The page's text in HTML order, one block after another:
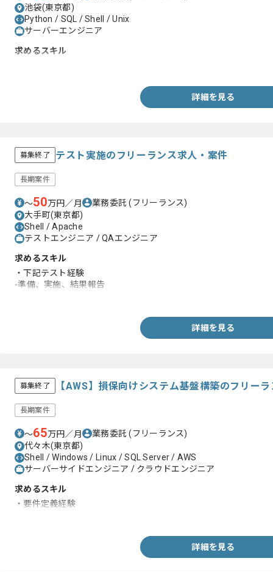
池袋(東京都)
Python / SQL / Shell / Unix
サーバーエンジニア
求めるスキル
詳細を見る
募集終了 テスト実施のフリーランス求人・案件
長期案件
〜50万円／月 業務委託(フリーランス)
大手町(東京都)
Shell / Apache
テストエンジニア / QAエンジニア
求めるスキル
・下記テスト経験
-準備、実施、結果報告
詳細を見る
募集終了 【AWS】損保向けシステム基盤構築のフリー
長期案件
〜65万円／月 業務委託(フリーランス)
代々木(東京都)
Shell / Windows / Linux / SQL Server / AWS
サーバーサイドエンジニア / クラウドエンジニア
求めるスキル
・要件定義経験
詳細を見る